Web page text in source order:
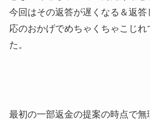
今回はその返答が遅くなる＆返
応のおかげでめちゃくちゃこじれ
た。
最初の一部返金の提案の時点で無